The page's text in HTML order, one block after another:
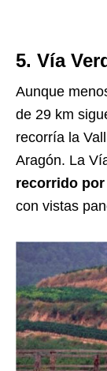
5. Vía
Aunque
de 29 km
recorría la
Aragón. La
recorrido
con vistas